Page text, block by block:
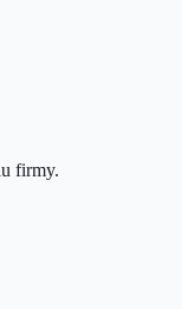
firmy.